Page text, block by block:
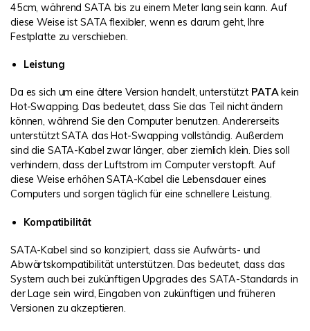
45cm, während SATA bis zu einem Meter lang sein kann. Auf
diese Weise ist SATA flexibler, wenn es darum geht, Ihre
Festplatte zu verschieben.
Leistung
Da es sich um eine ältere Version handelt, unterstützt PATA kein
Hot-Swapping. Das bedeutet, dass Sie das Teil nicht ändern
können, während Sie den Computer benutzen. Andererseits
unterstützt SATA das Hot-Swapping vollständig. Außerdem
sind die SATA-Kabel zwar länger, aber ziemlich klein. Dies soll
verhindern, dass der Luftstrom im Computer verstopft. Auf
diese Weise erhöhen SATA-Kabel die Lebensdauer eines
Computers und sorgen täglich für eine schnellere Leistung.
Kompatibilität
SATA-Kabel sind so konzipiert, dass sie Aufwärts- und
Abwärtskompatibilität unterstützen. Das bedeutet, dass das
System auch bei zukünftigen Upgrades des SATA-Standards in
der Lage sein wird, Eingaben von zukünftigen und früheren
Versionen zu akzeptieren.